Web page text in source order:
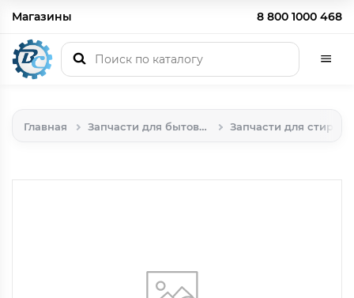
Магазины 8 800 1000 468
Главная Запчасти для бытовой техники